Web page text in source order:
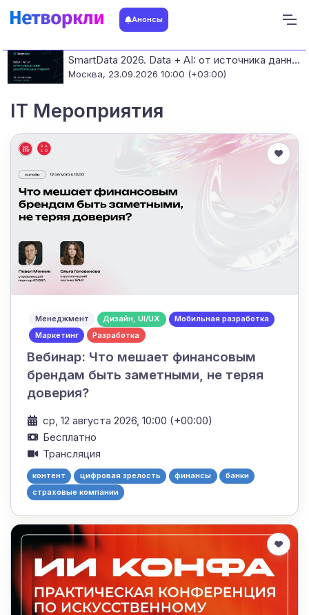
Анонсы
SmartData 2026. Data + AI: от источника данных до работающих моделей
Москва, 23.09.2026 10:00 (+03:00)
IT Мероприятия
Менеджмент Дизайн, UI/UX
Мобильная разработка
Маркетинг
Разработка
Вебинар: Что мешает финансовым
брендам быть заметными, не теряя
доверия?
ср, 12 августа 2026, 10:00 (+00:00)
Бесплатно
Трансляция
контент цифровая зрелость финансы
банки
страховые компании